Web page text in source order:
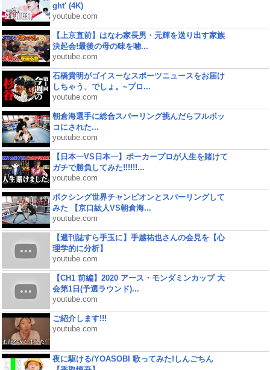
ght' (4K)
youtube.com
【上京直前】はなわ家長男・元輝を送り出す家族
決起会!最後の母の味を噛...
youtube.com
石橋貴明がゴイスーなスポーツニュースをお届け
しちゃう、でしょ。~プロ...
youtube.com
朝倉海選手に総合スパーリング挑んだらフルボッ
コにされた...
youtube.com
【日本一VS日本一】ポーカープロが人生を賭けて
ガチで勝負してみた!!!!!!...
youtube.com
ボクシング世界チャンピオンとスパーリングして
みた 【京口紘人VS朝倉海...
youtube.com
【週刊誌すら手玉に】手越祐也さんの会見を【心
理学的に分析】
youtube.com
【CH1 前編】2020 アース・モンダミンカップ 大
会第1日(予選ラウンド)...
youtube.com
ご紹介します!!!
youtube.com
夜に駆ける/YOASOBI 歌ってみた!しんごちん